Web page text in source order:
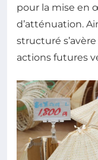
pour la mise en
d’atténuation.
structuré
actions futures